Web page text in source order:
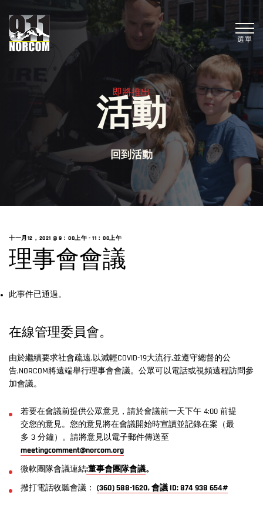
選單
即將推出
活動
回到活動
十一月12，2021 @ 9：00上午 -11：00上午
理事會會議
此事件已通過。
在線管理委員會。
由於繼續要求社會疏遠,以減輕COVID-19大流行,並遵守總督的公
告,NORCOM將遠端舉行理事會會議。公眾可以電話或視頻遠程訪問參
加會議。
若要在會議前提供公眾意見，請於會議前一天下午 4:00 前提
交您的意見。您的意見將在會議開始時宣讀並記錄在案（最
多 3 分鐘）。請將意見以電子郵件傳送至
meetingcomment@norcom.org
微軟團隊會議連結:董事會團隊會議。
撥打電話收聽會議： (360) 588-1620, 會議 ID: 874 938 654#